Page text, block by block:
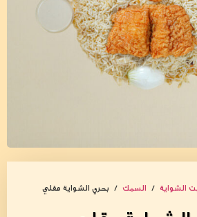
الشواية / السمك / بحري الشواية مقلي